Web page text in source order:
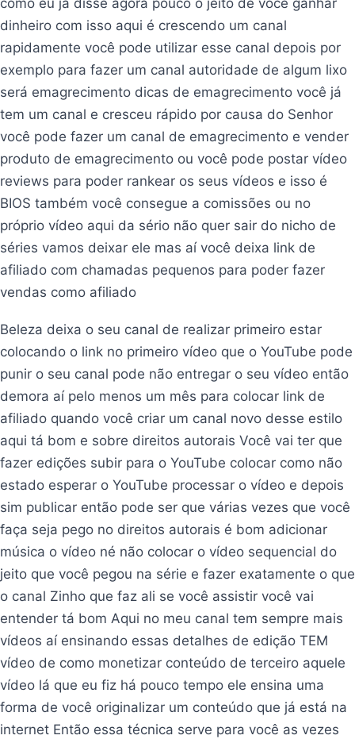
como eu já disse agora pouco o jeito de você ganhar
dinheiro com isso aqui é crescendo um canal
rapidamente você pode utilizar esse canal depois por
exemplo para fazer um canal autoridade de algum lixo
será emagrecimento dicas de emagrecimento você já
tem um canal e cresceu rápido por causa do Senhor
você pode fazer um canal de emagrecimento e vender
produto de emagrecimento ou você pode postar vídeo
reviews para poder rankear os seus vídeos e isso é
BIOS também você consegue a comissões ou no
próprio vídeo aqui da sério não quer sair do nicho de
séries vamos deixar ele mas aí você deixa link de
afiliado com chamadas pequenos para poder fazer
vendas como afiliado
Beleza deixa o seu canal de realizar primeiro estar
colocando o link no primeiro vídeo que o YouTube pode
punir o seu canal pode não entregar o seu vídeo então
demora aí pelo menos um mês para colocar link de
afiliado quando você criar um canal novo desse estilo
aqui tá bom e sobre direitos autorais Você vai ter que
fazer edições subir para o YouTube colocar como não
estado esperar o YouTube processar o vídeo e depois
sim publicar então pode ser que várias vezes que você
faça seja pego no direitos autorais é bom adicionar
música o vídeo né não colocar o vídeo sequencial do
jeito que você pegou na série e fazer exatamente o que
o canal Zinho que faz ali se você assistir você vai
entender tá bom Aqui no meu canal tem sempre mais
vídeos aí ensinando essas detalhes de edição TEM
vídeo de como monetizar conteúdo de terceiro aquele
vídeo lá que eu fiz há pouco tempo ele ensina uma
forma de você originalizar um conteúdo que já está na
internet Então essa técnica serve para você as vezes